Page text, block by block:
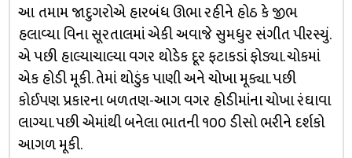
આ તમામ જાદુગરોએ હારબંધ ઊભા રહીને હોઠ કે જીભ
હલાવ્યા વિના સૂરતાલમાં એકી અવાજે સુમધુર સંગીત પીરસ્યું.
એ પછી હાલ્યાચાલ્યા વગર થોડેક દૂર ફટાકડાં ફોડ્યા. ચોકમાં
એક હોડી મૂકી. તેમાં થોડુંક પાણી અને ચોખા મૂક્યા. પછી
કોઈપણ પ્રકારના બળતણ-આગ વગર હોડીમાંના ચોખા રંઘાવા
લાગ્યા. પછી એમાંથી બનેલા ભાતની ૧૦૦ ડીસો ભરીને દર્શકો
આગળ મૂકી.